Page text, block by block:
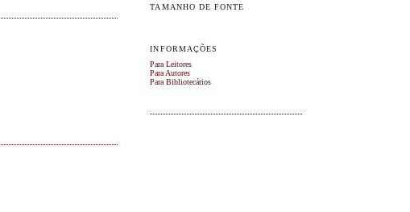
TAMANHO DE FONTE
INFORMAÇÕES
Para Leitores
Para Autores
Para Bibliotecários